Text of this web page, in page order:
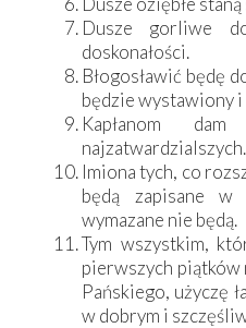
Dusze gorliwe
doskonałości.
Błogosławić będę
będzie wystawiony i
Kapłanom
najzatwardzialszych.
Imiona tych, co
będą zapisane
wymazane nie będą.
Tym wszystkim,
pierwszych piątków
Pańskiego, użyczę
w dobrym i